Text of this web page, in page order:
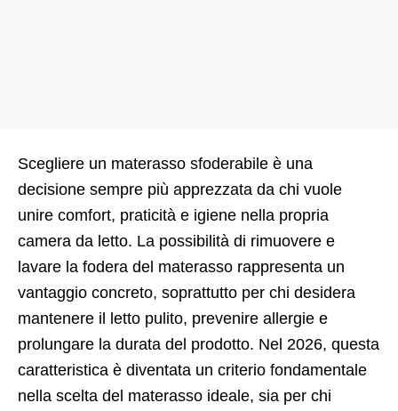
Scegliere un materasso sfoderabile è una
decisione sempre più apprezzata da chi vuole
unire comfort, praticità e igiene nella propria
camera da letto. La possibilità di rimuovere e
lavare la fodera del materasso rappresenta un
vantaggio concreto, soprattutto per chi desidera
mantenere il letto pulito, prevenire allergie e
prolungare la durata del prodotto. Nel 2026, questa
caratteristica è diventata un criterio fondamentale
nella scelta del materasso ideale, sia per chi